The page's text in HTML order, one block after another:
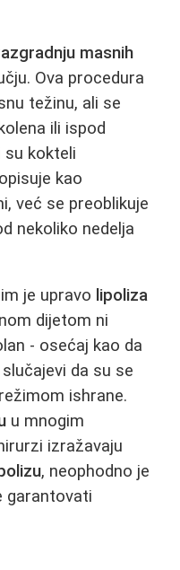
masnih
Ova procedura
težinu, ali se
ili ispod
su kokteli
kao
već se preoblikuje
nekoliko nedelja
je upravo lipoliza
dijetom ni
- osećaj kao da
da su se
ishrane.
u mnogim
izražavaju
, neophodno je
garantovati